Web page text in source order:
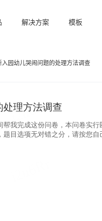
解决方案 模板
入园幼儿哭闹问题的处理方法调查